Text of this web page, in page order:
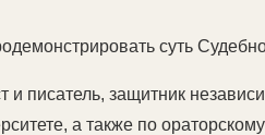
суть
писатель, защитник
а также по